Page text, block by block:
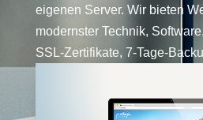
eigenen Server. Wir bieten
modernster Technik,
SSL-Zertifikate, 7-Tage-